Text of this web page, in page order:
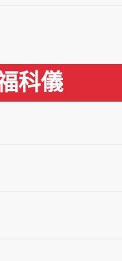
科儀